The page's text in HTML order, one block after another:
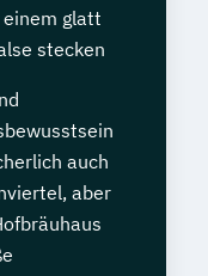
glatt
stecken
auch
aber